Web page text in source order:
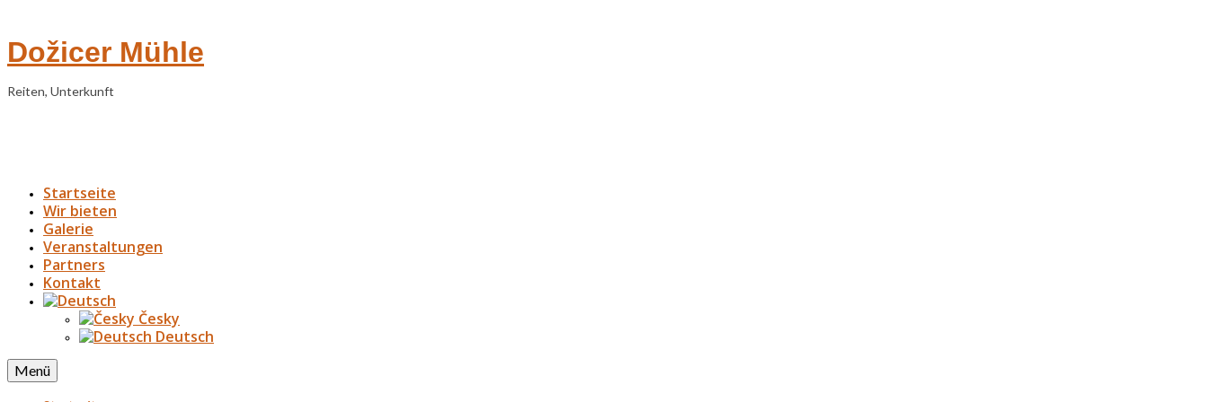
Dožicer Mühle
Reiten, Unterkunft
Startseite
Wir bieten
Galerie
Veranstaltungen
Partners
Kontakt
Česky
Deutsch
Menü